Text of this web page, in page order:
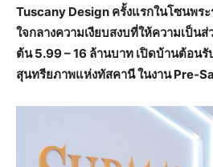
Tuscany Design ครั้งแรกในโซนพระ
ใจกลางความเงียบสงบที่ให้ความเป็น
ต้น 5.99 – 16 ล้านบาท เปิดบ้านต้อน
สุนทรียภาพแห่งทัสคานี ในงาน Pre-